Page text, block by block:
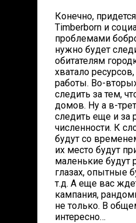
Конечно,
Timberborn и
проблемами
нужно будет
обитателям
хватало
работы. Во-
следить за тем,
домов. Ну а в-
следить еще и за
численности. К
будут со
их место будут
маленькие будут
глазах, опытные
т.д. А еще вас
кампания,
не только. В
интересно…